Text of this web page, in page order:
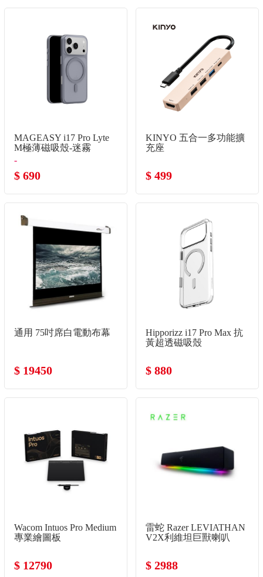
MAGEASY i17 Pro Lyte
M極薄磁吸殼-迷霧
-
$ 690
KINYO 五合一多功能擴
充座
$ 499
通用 75吋席白電動布幕
$ 19450
Hipporizz i17 Pro Max 抗
黃超透磁吸殼
$ 880
Wacom Intuos Pro Medium
專業繪圖板
$ 12790
雷蛇 Razer LEVIATHAN
V2X利維坦巨獸喇叭
$ 2988